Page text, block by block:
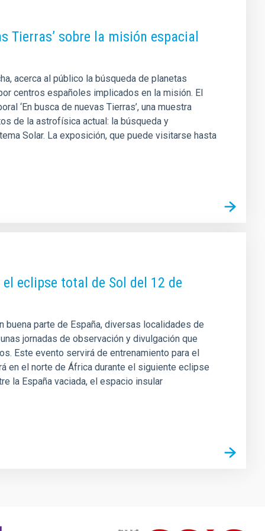
Tierras’ sobre la misión espacial
acerca al público la búsqueda de planetas
centros españoles implicados en la misión. El
‘En busca de nuevas Tierras’, una muestra
de la astrofísica actual: la búsqueda y
Solar. La exposición, que puede visitarse hasta
eclipse total de Sol del 12 de
parte de España, diversas localidades de
jornadas de observación y divulgación que
Este evento servirá de entrenamiento para el
en el norte de África durante el siguiente eclipse
la España vaciada, el espacio insular